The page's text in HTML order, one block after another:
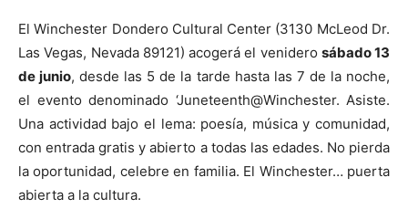
El Winchester Dondero Cultural Center (3130 McLeod Dr.
Las Vegas, Nevada 89121) acogerá el venidero sábado 13
de junio, desde las 5 de la tarde hasta las 7 de la noche,
el evento denominado ‘Juneteenth@Winchester. Asiste.
Una actividad bajo el lema: poesía, música y comunidad,
con entrada gratis y abierto a todas las edades. No pierda
la oportunidad, celebre en familia. El Winchester… puerta
abierta a la cultura.